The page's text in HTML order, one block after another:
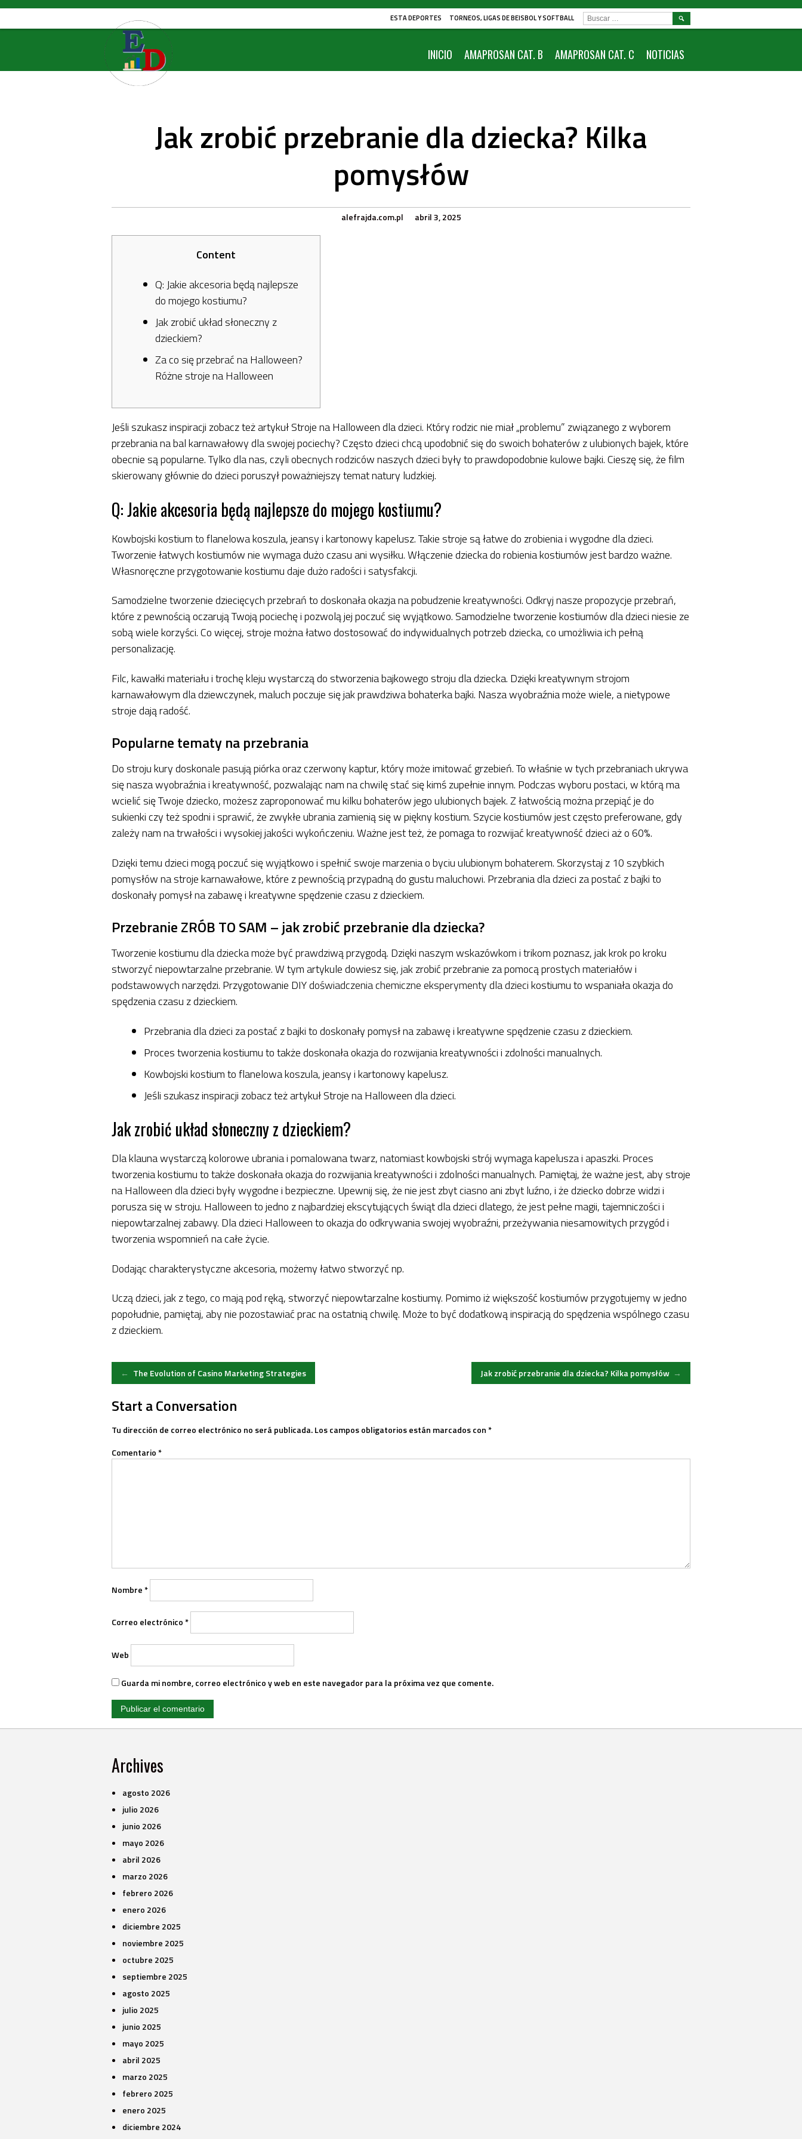
Skip
content
ESTA DEPORTES TORNEOS, LIGAS DE BEISBOL Y SOFTBALL
INICIO AMAPROSAN CAT. B AMAPROSAN CAT. C NOTICIAS
BUSCAR:
Jak zrobić przebranie dla dziecka? Kilka
pomysłów
alefrajda.com.pl abril 3, 2025
Content
Q: Jakie akcesoria będą najlepsze
do mojego kostiumu?
Jak zrobić układ słoneczny z
dzieckiem?
Za co się przebrać na Halloween?
Różne stroje na Halloween
Jeśli szukasz inspiracji zobacz też artykuł Stroje na Halloween dla dzieci. Który rodzic nie miał „problemu” związanego z wyborem
przebrania na bal karnawałowy dla swojej pociechy? Często dzieci chcą upodobnić się do swoich bohaterów z ulubionych bajek, które
obecnie są popularne. Tylko dla nas, czyli obecnych rodziców naszych dzieci były to prawdopodobnie kulowe bajki. Cieszę się, że film
skierowany głównie do dzieci poruszył poważniejszy temat natury ludzkiej.
Q: Jakie akcesoria będą najlepsze do mojego kostiumu?
Kowbojski kostium to flanelowa koszula, jeansy i kartonowy kapelusz. Takie stroje są łatwe do zrobienia i wygodne dla dzieci.
Tworzenie łatwych kostiumów nie wymaga dużo czasu ani wysiłku. Włączenie dziecka do robienia kostiumów jest bardzo ważne.
Własnoręczne przygotowanie kostiumu daje dużo radości i satysfakcji.
Samodzielne tworzenie dziecięcych przebrań to doskonała okazja na pobudzenie kreatywności. Odkryj nasze propozycje przebrań,
które z pewnością oczarują Twoją pociechę i pozwolą jej poczuć się wyjątkowo. Samodzielne tworzenie kostiumów dla dzieci niesie ze
sobą wiele korzyści. Co więcej, stroje można łatwo dostosować do indywidualnych potrzeb dziecka, co umożliwia ich pełną
personalizację.
Filc, kawałki materiału i trochę kleju wystarczą do stworzenia bajkowego stroju dla dziecka. Dzięki kreatywnym strojom
karnawałowym dla dziewczynek, maluch poczuje się jak prawdziwa bohaterka bajki. Nasza wyobraźnia może wiele, a nietypowe
stroje dają radość.
Popularne tematy na przebrania
Do stroju kury doskonale pasują piórka oraz czerwony kaptur, który może imitować grzebień. To właśnie w tych przebraniach ukrywa
się nasza wyobraźnia i kreatywność, pozwalając nam na chwilę stać się kimś zupełnie innym. Podczas wyboru postaci, w którą ma
wcielić się Twoje dziecko, możesz zaproponować mu kilku bohaterów jego ulubionych bajek. Z łatwością można przepiąć je do
sukienki czy też spodni i sprawić, że zwykłe ubrania zamienią się w piękny kostium. Szycie kostiumów jest często preferowane, gdy
zależy nam na trwałości i wysokiej jakości wykończeniu. Ważne jest też, że pomaga to rozwijać kreatywność dzieci aż o 60%.
Dzięki temu dzieci mogą poczuć się wyjątkowo i spełnić swoje marzenia o byciu ulubionym bohaterem. Skorzystaj z 10 szybkich
pomysłów na stroje karnawałowe, które z pewnością przypadną do gustu maluchowi. Przebrania dla dzieci za postać z bajki to
doskonały pomysł na zabawę i kreatywne spędzenie czasu z dzieckiem.
Przebranie ZRÓB TO SAM – jak zrobić przebranie dla dziecka?
Tworzenie kostiumu dla dziecka może być prawdziwą przygodą. Dzięki naszym wskazówkom i trikom poznasz, jak krok po kroku
stworzyć niepowtarzalne przebranie. W tym artykule dowiesz się, jak zrobić przebranie za pomocą prostych materiałów i
podstawowych narzędzi. Przygotowanie DIYdoświadczenia chemiczne eksperymenty dla dziecikostiumu to wspaniała okazja do
spędzenia czasu z dzieckiem.
Przebrania dla dzieci za postać z bajki to doskonały pomysł na zabawę i kreatywne spędzenie czasu z dzieckiem.
Proces tworzenia kostiumu to także doskonała okazja do rozwijania kreatywności i zdolności manualnych.
Kowbojski kostium to flanelowa koszula, jeansy i kartonowy kapelusz.
Jeśli szukasz inspiracji zobacz też artykuł Stroje na Halloween dla dzieci.
Jak zrobić układ słoneczny z dzieckiem?
Dla klauna wystarczą kolorowe ubrania i pomalowana twarz, natomiast kowbojski strój wymaga kapelusza i apaszki. Proces
tworzenia kostiumu to także doskonała okazja do rozwijania kreatywności i zdolności manualnych. Pamiętaj, że ważne jest, aby stroje
na Halloween dla dzieci były wygodne i bezpieczne. Upewnij się, że nie jest zbyt ciasno ani zbyt luźno, i że dziecko dobrze widzi i
porusza się w stroju. Halloween to jedno z najbardziej ekscytujących świąt dla dzieci dlatego, że jest pełne magii, tajemniczości i
niepowtarzalnej zabawy. Dla dzieci Halloween to okazja do odkrywania swojej wyobraźni, przeżywania niesamowitych przygód i
tworzenia wspomnień na całe życie.
Dodając charakterystyczne akcesoria, możemy łatwo stworzyć np.
Uczą dzieci, jak z tego, co mają pod ręką, stworzyć niepowtarzalne kostiumy. Pomimo iż większość kostiumów przygotujemy w jedno
popołudnie, pamiętaj, aby nie pozostawiać prac na ostatnią chwilę. Może to być dodatkową inspiracją do spędzenia wspólnego czasu
z dzieckiem.
Post
navigation
← The Evolution of Casino Marketing Strategies Jak zrobić przebranie dla dziecka? Kilka pomysłów →
Start a Conversation
Tu dirección de correo electrónico no será publicada.Los campos obligatorios están marcados con*
Comentario*
Nombre*
Correo electrónico*
Web
Guarda mi nombre, correo electrónico y web en este navegador para la próxima vez que comente.
Archives
agosto 2026
julio 2026
junio 2026
mayo 2026
abril 2026
marzo 2026
febrero 2026
enero 2026
diciembre 2025
noviembre 2025
octubre 2025
septiembre 2025
agosto 2025
julio 2025
junio 2025
mayo 2025
abril 2025
marzo 2025
febrero 2025
enero 2025
diciembre 2024